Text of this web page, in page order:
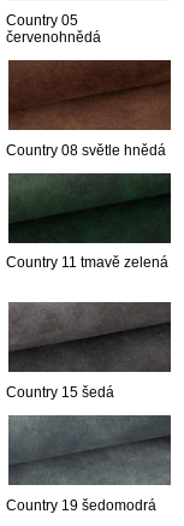
Country 05
červenohnědá
Country 08 světle hnědá
Country 11 tmavě zelená
Country 15 šedá
Country 19 šedomodrá